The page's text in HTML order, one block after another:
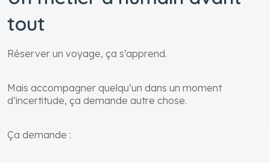
tout
Réserver un voyage, ça s’apprend.
Mais accompagner quelqu’un dans un moment
d’incertitude, ça demande autre chose.
Ça demande :